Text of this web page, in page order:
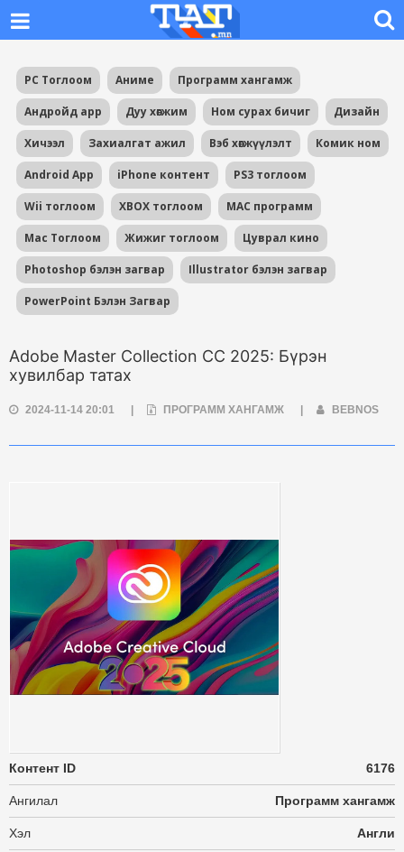
PC Тоглоом Аниме Программ хангамж
Андройд app Дуу хөгжим Ном сурах бичиг Дизайн
Хичээл Захиалгат ажил Вэб хөгжүүлэлт Комик ном
Android App iPhone контент PS3 тоглоом
Wii тоглоом XBOX тоглоом MAC программ
Mac Тоглоом Жижиг тоглоом Цуврал кино
Photoshop бэлэн загвар Illustrator бэлэн загвар
PowerPoint Бэлэн Загвар
Adobe Master Collection CC 2025: Бүрэн
хувилбар татах
2024-11-14 20:01 ПРОГРАММ ХАНГАМЖ BEBNOS
Контент ID 6176
Ангилал Программ хангамж
Хэл Англи